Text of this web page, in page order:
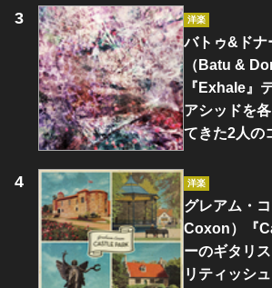
洋楽
バトゥ&ドナ
（Batu &
『Exhale』
アシッドを
てきた2人の
洋楽
グレアム・
Coxon）『
ーのギタリ
リティッシ